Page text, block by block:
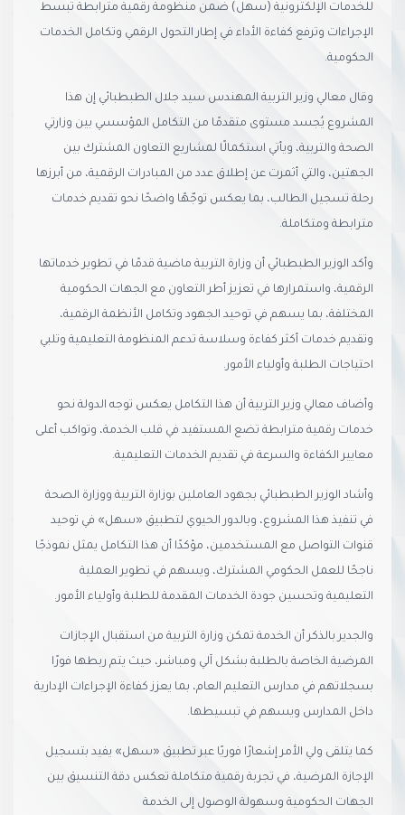
للخدمات الإلكترونية (سهل) ضمن منظومة رقمية مترابطة تبسط
الإجراءات وترفع كفاءة الأداء في إطار التحول الرقمي وتكامل الخدمات
الحكومية.
وقال معالي وزير التربية المهندس سيد جلال الطبطبائي إن هذا
المشروع يُجسد مستوى متقدمًا من التكامل المؤسسي بين وزارتي
الصحة والتربية، ويأتي استكمالًا لمشاريع التعاون المشترك بين
الجهتين، والتي أثمرت عن إطلاق عدد من المبادرات الرقمية، من أبرزها
رحلة تسجيل الطالب، بما يعكس توجّهًا واضحًا نحو تقديم خدمات
مترابطة ومتكاملة.
وأكد الوزير الطبطبائي أن وزارة التربية ماضية قدمًا في تطوير خدماتها
الرقمية، واستمرارها في تعزيز أطر التعاون مع الجهات الحكومية
المختلفة، بما يسهم في توحيد الجهود وتكامل الأنظمة الرقمية،
وتقديم خدمات أكثر كفاءة وسلاسة تدعم المنظومة التعليمية وتلبي
احتياجات الطلبة وأولياء الأمور.
وأضاف معالي وزير التربية أن هذا التكامل يعكس توجه الدولة نحو
خدمات رقمية مترابطة تضع المستفيد في قلب الخدمة، وتواكب أعلى
معايير الكفاءة والسرعة في تقديم الخدمات التعليمية.
وأشاد الوزير الطبطبائي بجهود العاملين بوزارة التربية ووزارة الصحة
في تنفيذ هذا المشروع، وبالدور الحيوي لتطبيق «سهل» في توحيد
قنوات التواصل مع المستخدمين، مؤكدًا أن هذا التكامل يمثل نموذجًا
ناجحًا للعمل الحكومي المشترك، ويسهم في تطوير العملية
التعليمية وتحسين جودة الخدمات المقدمة للطلبة وأولياء الأمور.
والجدير بالذكر أن الخدمة تمكن وزارة التربية من استقبال الإجازات
المرضية الخاصة بالطلبة بشكل آلي ومباشر، حيث يتم ربطها فورًا
بسجلاتهم في مدارس التعليم العام، بما يعزز كفاءة الإجراءات الإدارية
داخل المدارس ويسهم في تبسيطها.
كما يتلقى ولي الأمر إشعارًا فوريًا عبر تطبيق «سهل» يفيد بتسجيل
الإجازة المرضية، في تجربة رقمية متكاملة تعكس دقة التنسيق بين
الجهات الحكومية وسهولة الوصول إلى الخدمة